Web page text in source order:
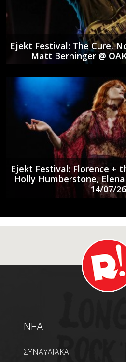
Ejekt Festival: The Cure,
Matt Berninger @
Ejekt Festival: Florence +
Holly Humberstone,
14/07/26
NEA
ΣΥΝΑΥΛΙΑΚΑ